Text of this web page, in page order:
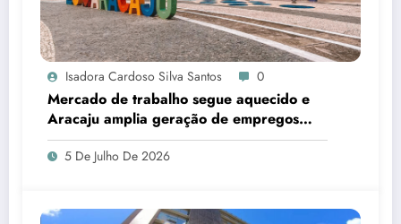
Isadora Cardoso Silva Santos 0
Mercado de trabalho segue aquecido e
Aracaju amplia geração de empregos
formais
5 De Julho De 2026